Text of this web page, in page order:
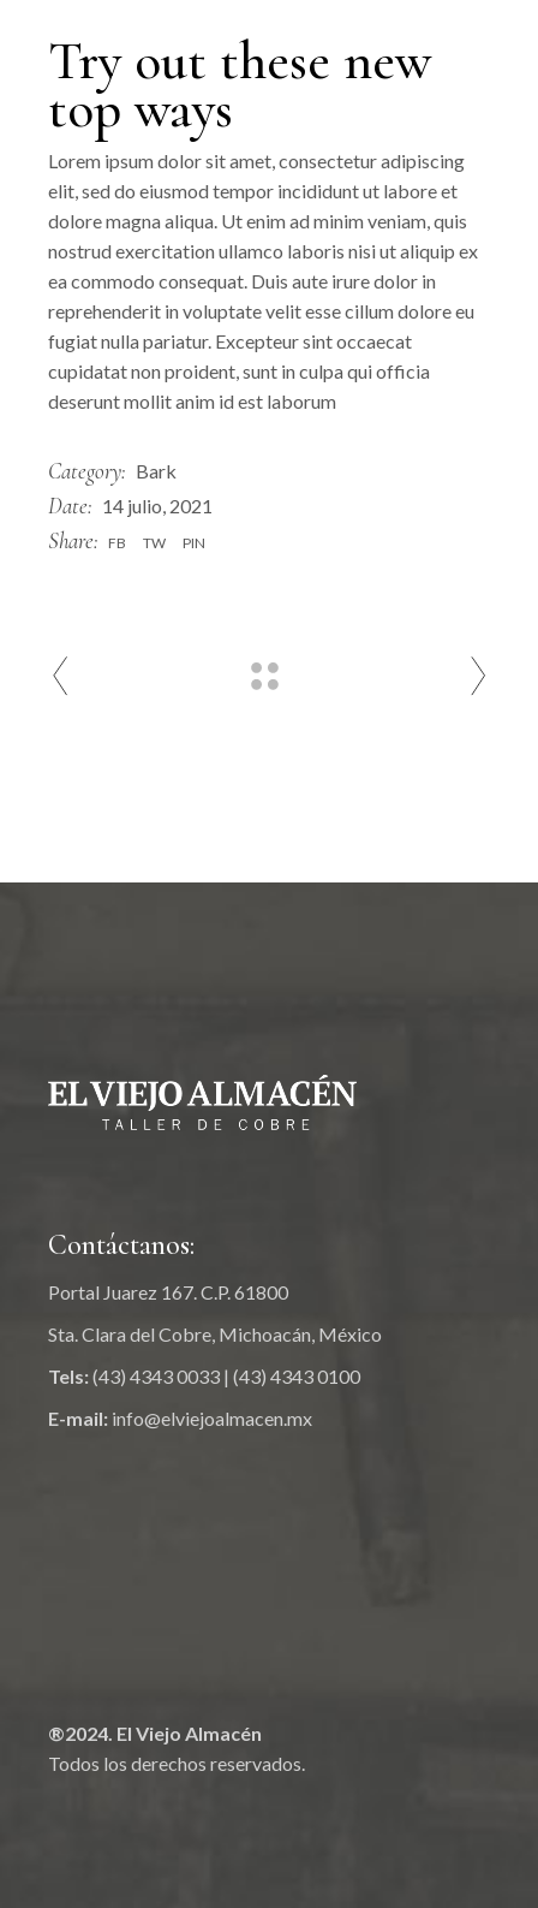
Try out these new
top ways
Lorem ipsum dolor sit amet, consectetur adipiscing
elit, sed do eiusmod tempor incididunt ut labore et
dolore magna aliqua. Ut enim ad minim veniam, quis
nostrud exercitation ullamco laboris nisi ut aliquip ex
ea commodo consequat. Duis aute irure dolor in
reprehenderit in voluptate velit esse cillum dolore eu
fugiat nulla pariatur. Excepteur sint occaecat
cupidatat non proident, sunt in culpa qui officia
deserunt mollit anim id est laborum
Category: Bark
Date: 14 julio, 2021
Share: FB TW PIN
Contáctanos:
Portal Juarez 167. C.P. 61800
Sta. Clara del Cobre, Michoacán, México
Tels:(43) 4343 0033 |(43) 4343 0100
E-mail: info@elviejoalmacen.mx
®2024. El Viejo Almacén
Todos los derechos reservados.